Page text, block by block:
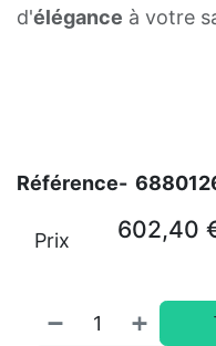
d'élégance à votre
Référence-
Prix 602,40